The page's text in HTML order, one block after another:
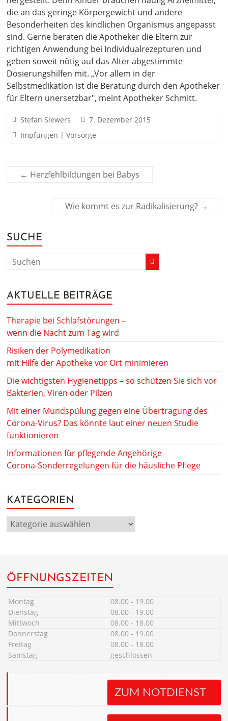
die an das geringe Körpergewicht und andere
Besonderheiten des kindlichen Organismus angepasst
sind. Gerne beraten die Apotheker die Eltern zur
richtigen Anwendung bei Individualrezepturen und
geben soweit nötig auf das Alter abgestimmte
Dosierungshilfen mit. „Vor allem in der
Selbstmedikation ist die Beratung durch den Apotheker
für Eltern unersetzbar", meint Apotheker Schmitt.
Stefan Siewers
7. Dezember 2015
Impfungen | Vorsorge
← Herzfehlbildungen bei Babys
Wie kommt es zur Radikalisierung? →
SUCHE
AKTUELLE BEITRÄGE
Therapie bei Schlafstörungen –
wenn die Nacht zum Tag wird
Risiken der Polymedikation
mit Hilfe der Apotheke vor Ort minimieren
Die wichtigsten Hygienetipps – so schützen Sie sich vor
Bakterien, Viren oder Pilzen
Mit einer Mundspülung gegen eine Übertragung des
Corona-Virus? Das könnte laut einer neuen Studie
funktionieren
Informationen für pflegende Angehörige
Corona-Sonderregelungen für die häusliche Pflege
KATEGORIEN
ÖFFNUNGSZEITEN
Montag
08.00 - 19.00
Dienstag
08.00 - 19.00
Mittwoch
08.00 - 18.00
Donnerstag
08.00 - 19.00
Freitag
08.00 - 18.00
Samstag
geschlossen
ZUM NOTDIENST